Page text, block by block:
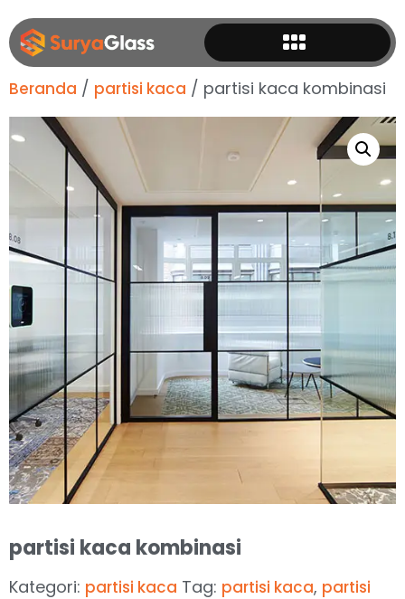
Beranda / partisi kaca / partisi kaca kombinasi
partisi kaca kombinasi
Kategori: partisi kaca Tag: partisi kaca, partisi